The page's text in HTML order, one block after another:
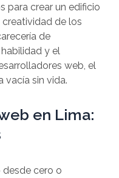
para crear un edificio
creatividad de los
de
y el
web, el
vacía sin vida.
en Lima:
cero o